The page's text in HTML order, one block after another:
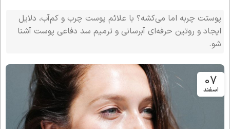
پوستت چربه اما می‌کشه؟ با علائم پوست چرب و کم‌آب، دلایل
ایجاد و روتین حرفه‌ای آبرسانی و ترمیم سد دفاعی پوست آشنا
شو.
07
اسفند